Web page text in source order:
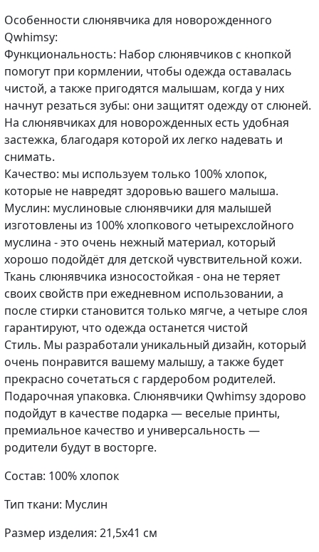
Особенности слюнявчика для новорожденного
Qwhimsy:
Функциональность: Набор слюнявчиков с кнопкой
помогут при кормлении, чтобы одежда оставалась
чистой, а также пригодятся малышам, когда у них
начнут резаться зубы: они защитят одежду от слюней.
На слюнявчиках для новорожденных есть удобная
застежка, благодаря которой их легко надевать и
снимать.
Качество: мы используем только 100% хлопок,
которые не навредят здоровью вашего малыша.
Муслин: муслиновые слюнявчики для малышей
изготовлены из 100% хлопкового четырехслойного
муслина - это очень нежный материал, который
хорошо подойдёт для детской чувствительной кожи.
Ткань слюнявчика износостойкая - она не теряет
своих свойств при ежедневном использовании, а
после стирки становится только мягче, а четыре слоя
гарантируют, что одежда останется чистой
Стиль. Мы разработали уникальный дизайн, который
очень понравится вашему малышу, а также будет
прекрасно сочетаться с гардеробом родителей.
Подарочная упаковка. Слюнявчики Qwhimsy здорово
подойдут в качестве подарка — веселые принты,
премиальное качество и универсальность —
родители будут в восторге.
Состав: 100% хлопок
Тип ткани: Муслин
Размер изделия: 21,5х41 см